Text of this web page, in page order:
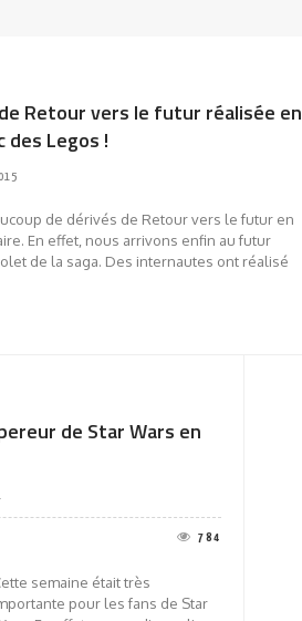
Retour vers le futur réalisée en
Legos !
de dérivés de Retour vers le futur en
En effet, nous arrivons enfin au futur
de la saga. Des internautes ont réalisé
de Star Wars en
784
semaine était très
pour les fans de Star